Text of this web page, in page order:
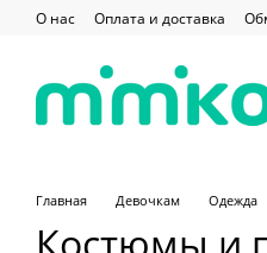
Перейти к основному
О нас Оплата и доставка
Главная Девочкам Одежда